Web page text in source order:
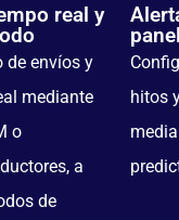
real y
de envíos y
mediante
o
a
de
hitos